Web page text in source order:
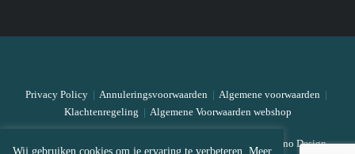
Privacy Policy | Annuleringsvoorwaarden | Algemene voorwaarden |
Klachtenregeling | Algemene Voorwaarden webshop
Designed by Mono Design
Wij gebruiken cookies om je ervaring te verbeteren. Meer